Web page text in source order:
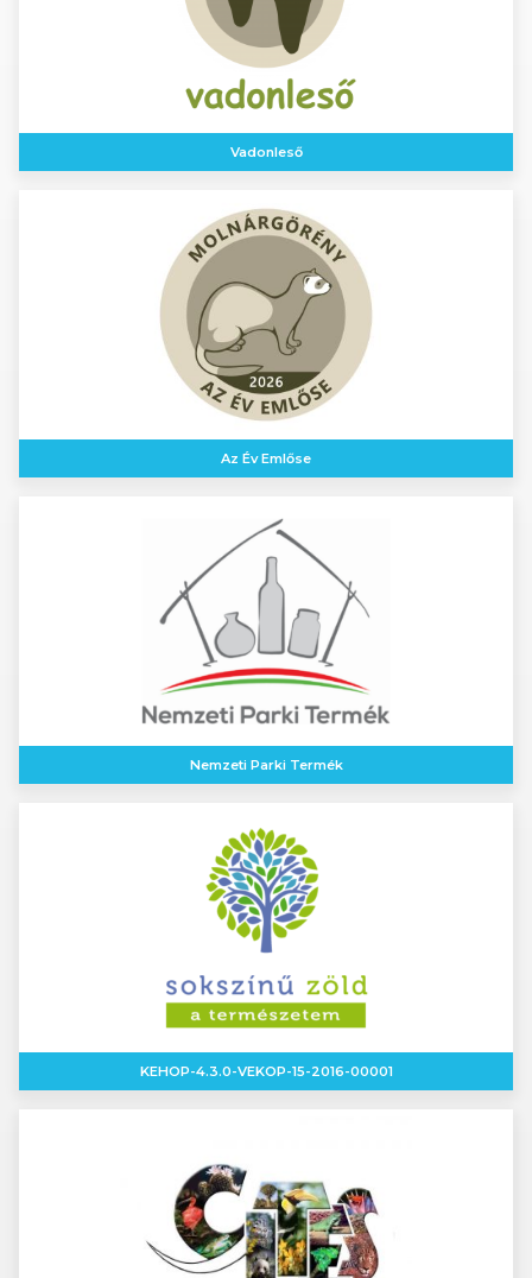
Vadonleső
Az Év Emlőse
Nemzeti Parki Termék
KEHOP-4.3.0-VEKOP-15-2016-00001